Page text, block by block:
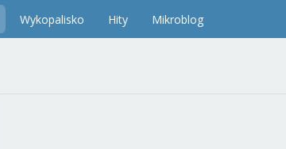
Wykopalisko Hity Mikroblog